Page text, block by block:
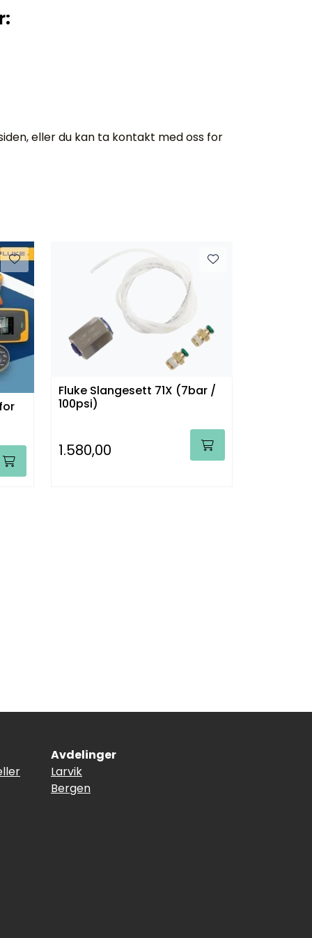
eller du kan ta kontakt med oss for
Fluke Slangesett 71X (7bar /
100psi)
1.580,00
Avdelinger
Larvik
Bergen